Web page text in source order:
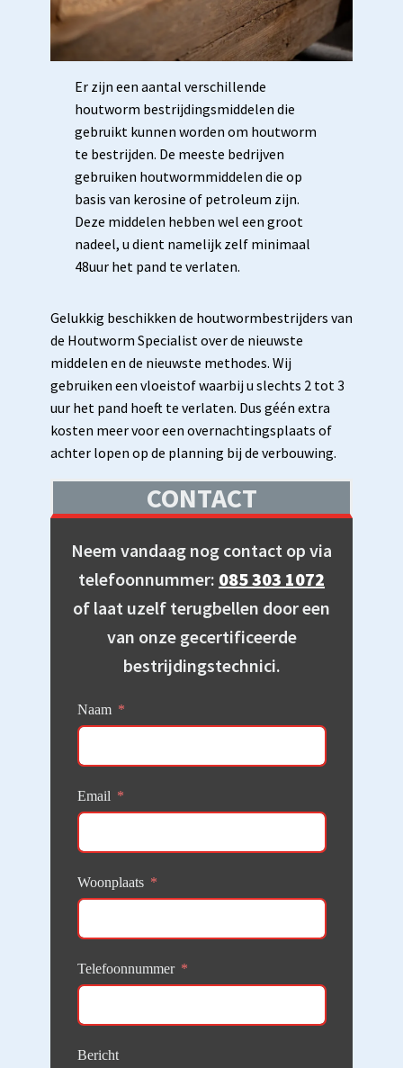
Er zijn een aantal verschillende
houtworm bestrijdingsmiddelen die
gebruikt kunnen worden om houtworm
te bestrijden. De meeste bedrijven
gebruiken houtwormmiddelen die op
basis van kerosine of petroleum zijn.
Deze middelen hebben wel een groot
nadeel, u dient namelijk zelf minimaal
48uur het pand te verlaten.
Gelukkig beschikken de houtwormbestrijders van
de Houtworm Specialist over de nieuwste
middelen en de nieuwste methodes. Wij
gebruiken een vloeistof waarbij u slechts 2 tot 3
uur het pand hoeft te verlaten. Dus géén extra
kosten meer voor een overnachtingsplaats of
achter lopen op de planning bij de verbouwing.
CONTACT
Neem vandaag nog contact op via
telefoonnummer: 085 303 1072
of laat uzelf terugbellen door een
van onze gecertificeerde
bestrijdingstechnici.
Naam
Email
Woonplaats
Telefoonnummer
Bericht